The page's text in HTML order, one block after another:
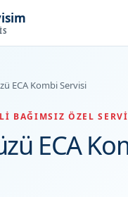
ECA Kombi Servisi
BAĞIMSIZ ÖZEL
ECA